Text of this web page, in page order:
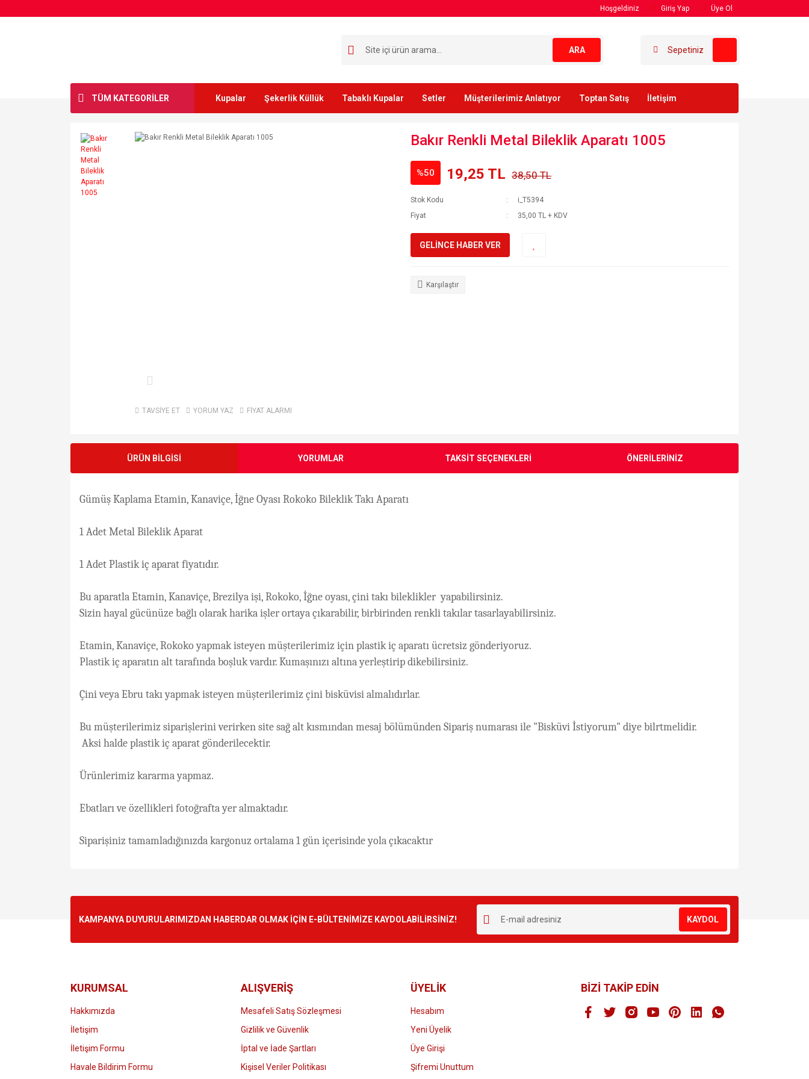
Hoşgeldiniz Giriş Yap Üye Ol
ARA Sepetiniz
TÜM KATEGORİLER Kupalar Şekerlik Küllük Tabaklı Kupalar Setler Müşterilerimiz Anlatıyor Toptan Satış İletişim
TAVSİYE ET YORUM YAZ FİYAT ALARMI
Bakır Renkli Metal Bileklik Aparatı 1005
%50 19,25 TL 38,50 TL
Stok Kodu
i_T5394
Fiyat
35,00 TL + KDV
GELİNCE HABER VER
Karşılaştır
ÜRÜN BİLGİSİ YORUMLAR TAKSİT SEÇENEKLERİ ÖNERİLERİNİZ
Gümüş Kaplama Etamin, Kanaviçe, İğne Oyası Rokoko Bileklik Takı Aparatı
1 Adet Metal Bileklik Aparat
1 Adet Plastik iç aparat fiyatıdır.
Bu aparatla Etamin, Kanaviçe, Brezilya işi, Rokoko, İğne oyası, çini takı bileklikler yapabilirsiniz.
Sizin hayal gücünüze bağlı olarak harika işler ortaya çıkarabilir, birbirinden renkli takılar tasarlayabilirsiniz.
Etamin, Kanaviçe, Rokoko yapmak isteyen müşterilerimiz için plastik iç aparatı ücretsiz gönderiyoruz.
Plastik iç aparatın alt tarafında boşluk vardır. Kumaşınızı altına yerleştirip dikebilirsiniz.
Çini veya Ebru takı yapmak isteyen müşterilerimiz çini bisküvisi almalıdırlar.
Bu müşterilerimiz siparişlerini verirken site sağ alt kısmından mesaj bölümünden Sipariş numarası ile "Bisküvi İstiyorum" diye bilrtmelidir.
Aksi halde plastik iç aparat gönderilecektir.
Ürünlerimiz kararma yapmaz.
Ebatları ve özellikleri fotoğrafta yer almaktadır.
Siparişiniz tamamladığınızda kargonuz ortalama 1 gün içerisinde yola çıkacaktır
Ürün resmi kalitesiz, bozuk veya görüntülenemiyor.
Bu ürüne benzer farklı alternatifler olmalı.
Gönder
KAMPANYA DUYURULARIMIZDAN HABERDAR OLMAK İÇİN E-BÜLTENİMİZE KAYDOLABİLİRSİNİZ! KAYDOL
KURUMSAL
Hakkımızda
İletişim
İletişim Formu
Havale Bildirim Formu
ALIŞVERİŞ
Mesafeli Satış Sözleşmesi
Gizlilik ve Güvenlik
İptal ve İade Şartları
Kişisel Veriler Politikası
ÜYELİK
Hesabım
Yeni Üyelik
Üye Girişi
Şifremi Unuttum
BİZİ TAKİP EDİN